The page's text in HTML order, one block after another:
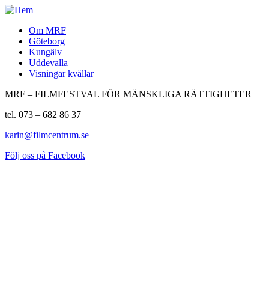
Om MRF
Göteborg
Kungälv
Uddevalla
Visningar kvällar
MRF – FILMFESTVAL FÖR MÄNSKLIGA RÄTTIGHETER
tel. 073 – 682 86 37
karin@filmcentrum.se
Följ oss på Facebook